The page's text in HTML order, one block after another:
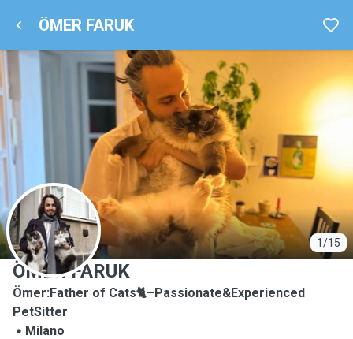
ÖMER FARUK
1/15
Ö
ÖMER FARUK
Ömer:Father of Cats🐈–Passionate&Experienced
PetSitter
Milano